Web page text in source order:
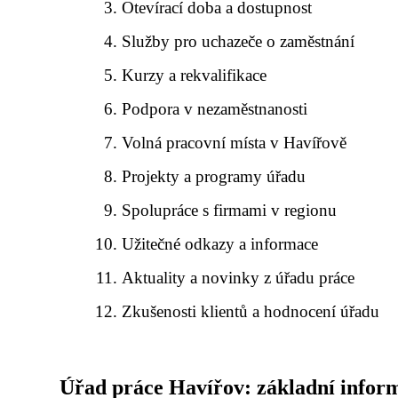
Otevírací doba a dostupnost
Služby pro uchazeče o zaměstnání
Kurzy a rekvalifikace
Podpora v nezaměstnanosti
Volná pracovní místa v Havířově
Projekty a programy úřadu
Spolupráce s firmami v regionu
Užitečné odkazy a informace
Aktuality a novinky z úřadu práce
Zkušenosti klientů a hodnocení úřadu
Úřad práce Havířov: základní